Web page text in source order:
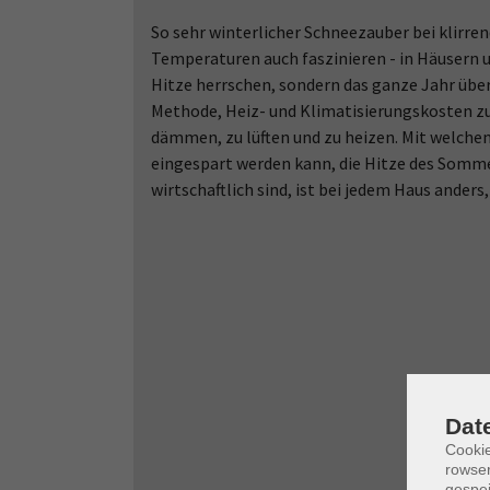
So sehr winterlicher Schneezauber bei
Temperaturen auch faszinieren - in Häusern
Hitze herrschen, sondern das ganze Jahr
Methode, Heiz- und Klimatisierungskosten
dämmen, zu lüften und zu heizen. Mit
eingespart werden kann, die Hitze des
wirtschaftlich sind, ist bei jedem Haus